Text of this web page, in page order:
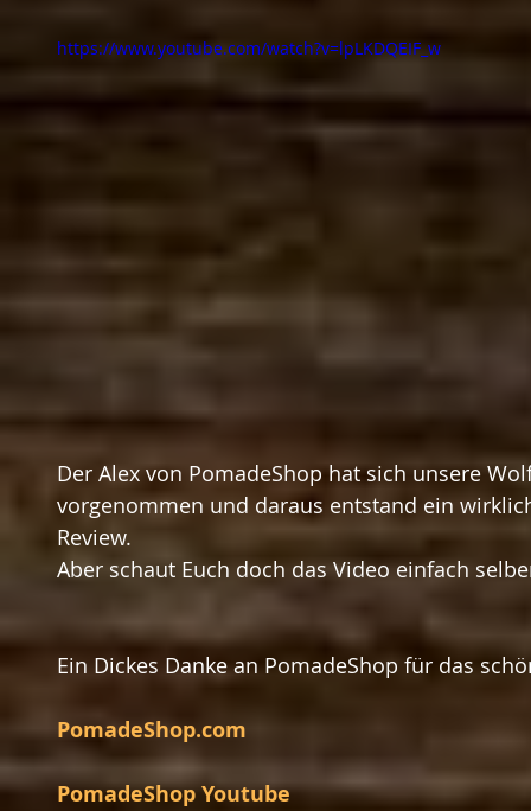
https://www.youtube.com/watch?v=lpLKDQEIF_w
Der Alex von PomadeShop hat sich unsere
vorgenommen und daraus entstand ein
Review.
Aber schaut Euch doch das Video einfach
Ein Dickes Danke an PomadeShop für das
PomadeShop.com
PomadeShop Youtube